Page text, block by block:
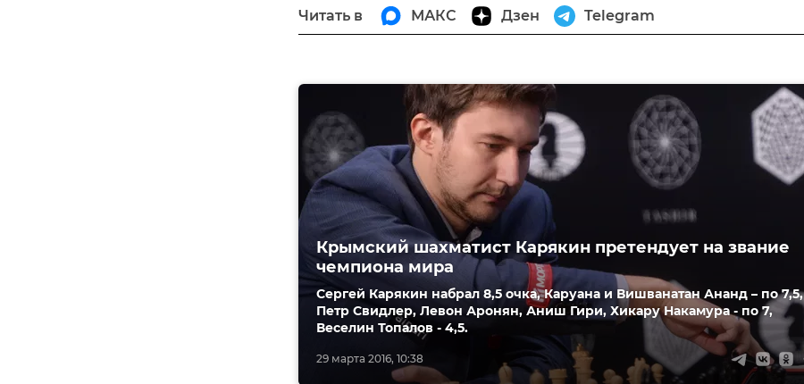
Читать в МАКС Дзен Telegram
29 марта 2016, 10:38
Крымский шахматист Карякин претендует на звание
чемпиона мира
Сергей Карякин набрал 8,5 очка, Каруана и Вишванатан Ананд – по 7,5,
Петр Свидлер, Левон Аронян, Аниш Гири, Хикару Накамура - по 7,
Веселин Топалов - 4,5.